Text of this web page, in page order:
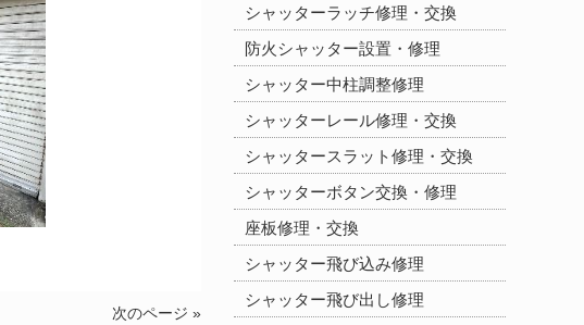
次のページ »
シャッターラッチ修理・交換
防火シャッター設置・修理
シャッター中柱調整修理
シャッターレール修理・交換
シャッタースラット修理・交換
シャッターボタン交換・修理
座板修理・交換
シャッター飛び込み修理
シャッター飛び出し修理